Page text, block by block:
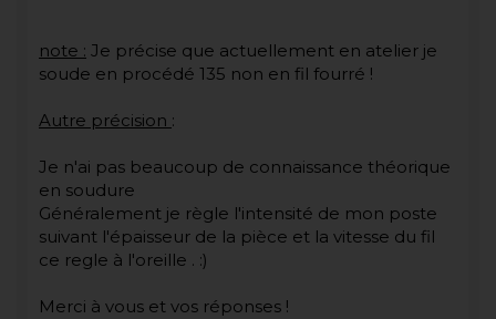
note : Je précise que actuellement en atelier je
soude en procédé 135 non en fil fourré !
Autre précision :
Je n'ai pas beaucoup de connaissance théorique
en soudure
Généralement je règle l'intensité de mon poste
suivant l'épaisseur de la pièce et la vitesse du fil
ce regle à l'oreille . :)
Merci à vous et vos réponses !